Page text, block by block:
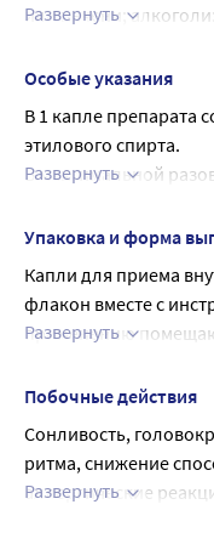
или печени;
грудного
Детский возраст с
Развернуть
Особые указания
В 1 капле препарата
этилового спирта.
В максимальной
максимальной
Развернуть
Упаковка и форма
Капли для приема
флакон вместе с
применению
применению на пачку
Развернуть
Побочные действия
Сонливость,
ритма, снижение
аллергические
Развернуть